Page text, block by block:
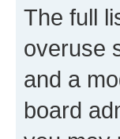
The full
overuse
and a
board